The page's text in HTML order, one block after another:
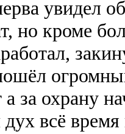
увидел
но кроме
за охрану
всё время